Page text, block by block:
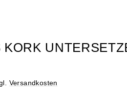
KORK
Versandkosten